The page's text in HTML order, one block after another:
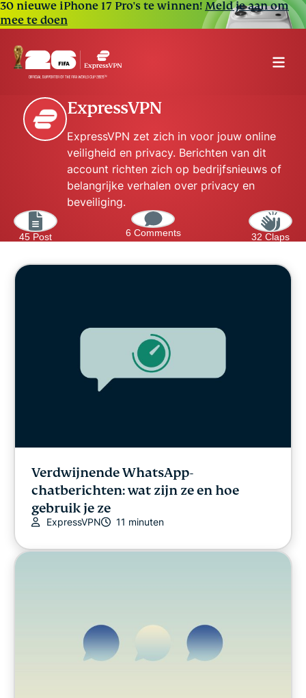
30 nieuwe iPhone 17 Pro's te winnen!Meld je aan om
mee te doen
ExpressVPN
ExpressVPN zet zich in voor jouw online
veiligheid en privacy. Berichten van dit
account richten zich op bedrijfsnieuws of
belangrijke verhalen over privacy en
beveiliging.
45 Post 6 Comments 32 Claps
Verdwijnende WhatsApp-
chatberichten: wat zijn ze en hoe
gebruik je ze
ExpressVPN 11 minuten